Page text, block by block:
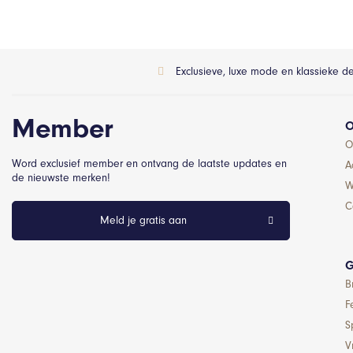
Exclusieve, luxe mode en klassieke
Member
Word exclusief member en ontvang de laatste updates en
de nieuwste merken!
Meld je gratis aan